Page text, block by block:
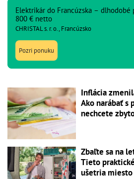
Elektrikár do Francúzska –
800 € netto
CHRISTAL s. r. o., Francúzsko
Pozri ponuku
Inflácia
Ako narábať s
nechcete
Zbaľte sa na
Tieto
ušetria